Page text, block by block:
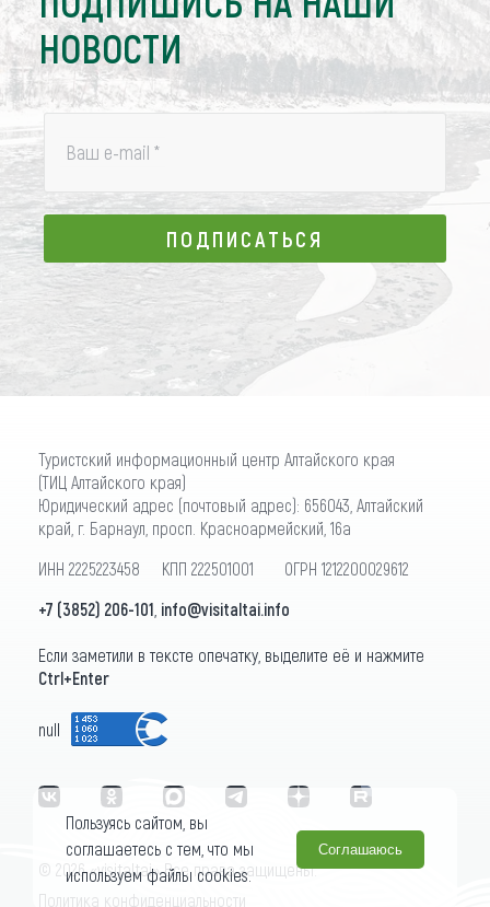
НОВОСТИ
Ваш e-mail *
ПОДПИСАТЬСЯ
ПОДПИСАТЬСЯ
Туристский информационный центр Алтайского края
(ТИЦ Алтайского края)
Юридический адрес (почтовый адрес): 656043, Алтайский
край, г. Барнаул, просп. Красноармейский, 16а
ИНН 2225223458 КПП 222501001 ОГРН 1212200029612
+7 (3852) 206-101 info@visitaltai.info
Если заметили в тексте опечатку, выделите её и нажмите
Ctrl+Enter
null
© 2026 «visitaltai» Все права защищены.
Политика конфиденциальности
Пользуясь сайтом, вы
соглашаетесь с тем, что мы
используем файлы cookies.
Соглашаюсь